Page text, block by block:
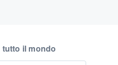
il mondo